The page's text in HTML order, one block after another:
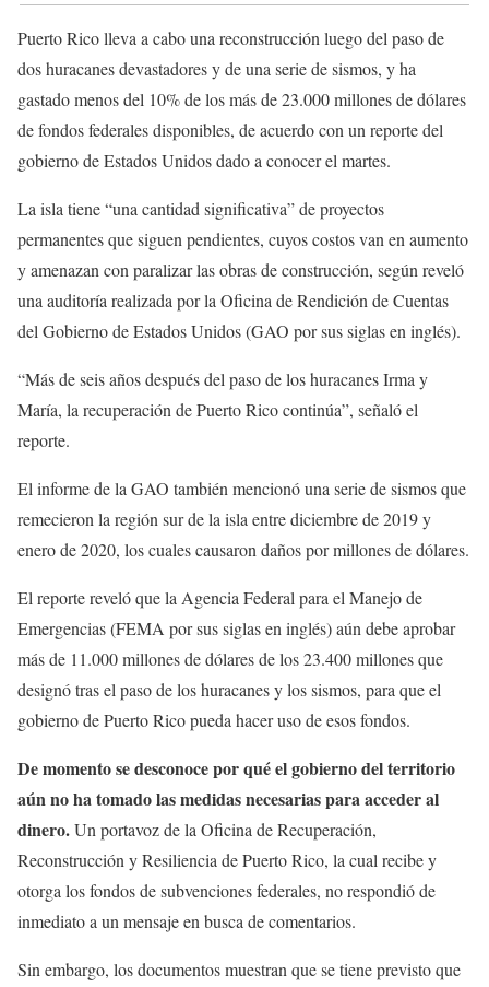
Puerto Rico lleva a cabo una reconstrucción luego del paso de
dos huracanes devastadores y de una serie de sismos, y ha
gastado menos del 10% de los más de 23.000 millones de dólares
de fondos federales disponibles, de acuerdo con un reporte del
gobierno de Estados Unidos dado a conocer el martes.
La isla tiene “una cantidad significativa” de proyectos
permanentes que siguen pendientes, cuyos costos van en aumento
y amenazan con paralizar las obras de construcción, según reveló
una auditoría realizada por la Oficina de Rendición de Cuentas
del Gobierno de Estados Unidos (GAO por sus siglas en inglés).
“Más de seis años después del paso de los huracanes Irma y
María, la recuperación de Puerto Rico continúa”, señaló el
reporte.
El informe de la GAO también mencionó una serie de sismos que
remecieron la región sur de la isla entre diciembre de 2019 y
enero de 2020, los cuales causaron daños por millones de dólares.
El reporte reveló que la Agencia Federal para el Manejo de
Emergencias (FEMA por sus siglas en inglés) aún debe aprobar
más de 11.000 millones de dólares de los 23.400 millones que
designó tras el paso de los huracanes y los sismos, para que el
gobierno de Puerto Rico pueda hacer uso de esos fondos.
De momento se desconoce por qué el gobierno del territorio
aún no ha tomado las medidas necesarias para acceder al
dinero.Un portavoz de la Oficina de Recuperación,
Reconstrucción y Resiliencia de Puerto Rico, la cual recibe y
otorga los fondos de subvenciones federales, no respondió de
inmediato a un mensaje en busca de comentarios.
Sin embargo, los documentos muestran que se tiene previsto que